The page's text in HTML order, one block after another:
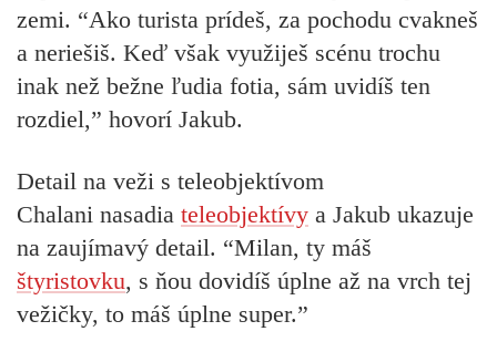
zemi. “Ako turista prídeš, za pochodu cvakneš
a neriešiš. Keď však využiješ scénu trochu
inak než bežne ľudia fotia, sám uvidíš ten
rozdiel,” hovorí Jakub.
Detail na veži s teleobjektívom
Chalani nasadia teleobjektívy a Jakub ukazuje
na zaujímavý detail. “Milan, ty máš
štyristovku, s ňou dovidíš úplne až na vrch tej
vežičky, to máš úplne super.”